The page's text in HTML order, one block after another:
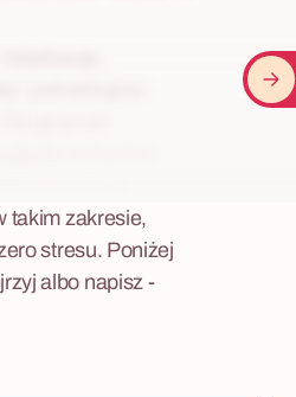
i potrzebujesz
takim zakresie,
stresu. Poniżej
albo napisz -